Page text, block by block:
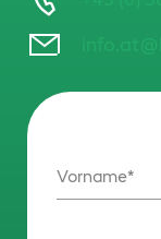
Vorname